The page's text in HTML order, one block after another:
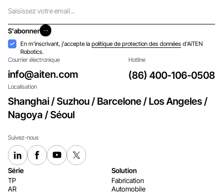
S'abonner
S'abonner
Acceptation
En m'inscrivant, j'accepte lapolitique de protection des données d'AiTEN
Robotics.
Courrier électronique
info@aiten.com
Hotline
(86) 400-106-0508
Localisation
Shanghai / Suzhou / Barcelone / Los Angeles /
Nagoya / Séoul
Suivez-nous
Série
TP
AR
Solution
Fabrication
Automobile